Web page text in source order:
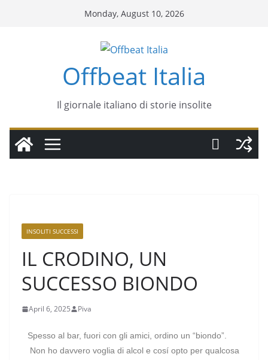
Monday, August 10, 2026
Offbeat Italia
Il giornale italiano di storie insolite
INSOLITI SUCCESSI
IL CRODINO, UN
SUCCESSO BIONDO
April 6, 2025 Piva
Spesso al bar, fuori con gli amici, ordino un “biondo”.
Non ho davvero voglia di alcol e cosí opto per qualcosa